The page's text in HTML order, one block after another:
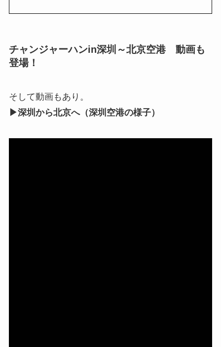
チャンジャーハンin深圳～北京空港 動画も
登場！
そして動画もあり。
▶深圳から北京へ（深圳空港の様子）